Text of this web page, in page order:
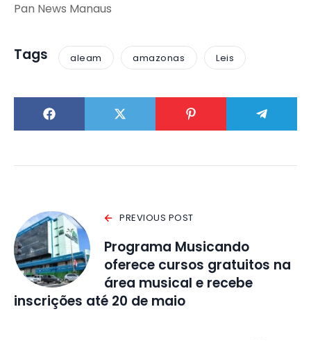
Pan News Manaus
Tags aleam amazonas Leis
PREVIOUS POST
Programa Musicando
oferece cursos gratuitos na
área musical e recebe
inscrições até 20 de maio